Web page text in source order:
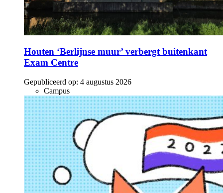
Houten ‘Berlijnse muur’ verbergt buitenkant
Exam Centre
Gepubliceerd op: 4 augustus 2026
Campus